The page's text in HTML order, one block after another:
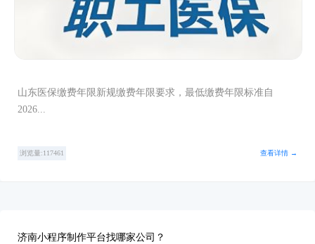
山东医保缴费年限新规缴费年限要求，最低缴费年限标准自
2026...
浏览量:117461 查看详情 →
济南小程序制作平台找哪家公司？